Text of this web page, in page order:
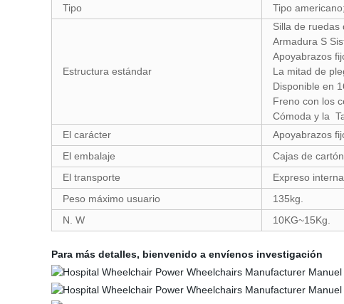
Tipo Tipo
Estructura estándar
Silla de ruedas
Armadura S
Apoyabrazos
La mitad de
Disponible en
Freno con los
Cómoda y la
El carácter
Apoyabrazos
El embalaje
Cajas de
El transporte
Expreso
Peso máximo usuario
135kg.
N. W
10KG~15Kg.
Para más detalles, bienvenido a envíenos investigación